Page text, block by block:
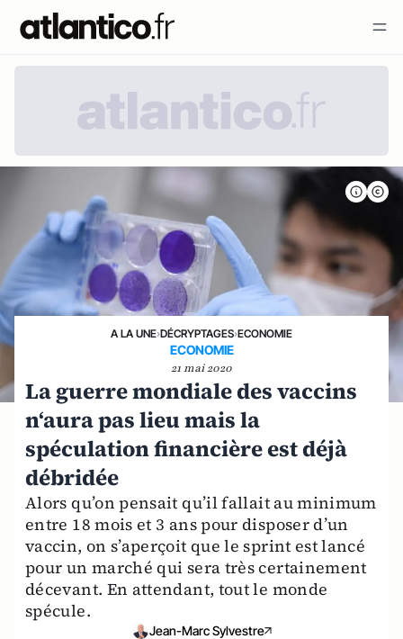
A LA UNE›DÉCRYPTAGES›ECONOMIE
ECONOMIE
21 mai 2020
La guerre mondiale des vaccins
n‘aura pas lieu mais la
spéculation financière est déjà
débridée
Alors qu’on pensait qu’il fallait au minimum
entre 18 mois et 3 ans pour disposer d’un
vaccin, on s’aperçoit que le sprint est lancé
pour un marché qui sera très certainement
décevant. En attendant, tout le monde
spécule.
Jean-Marc Sylvestre